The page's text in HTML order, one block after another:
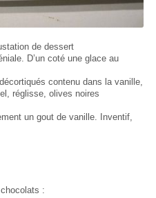
de dessert
D’un coté une glace au
contenu dans la vanille,
réglisse, olives noires
un gout de vanille. Inventif,
: